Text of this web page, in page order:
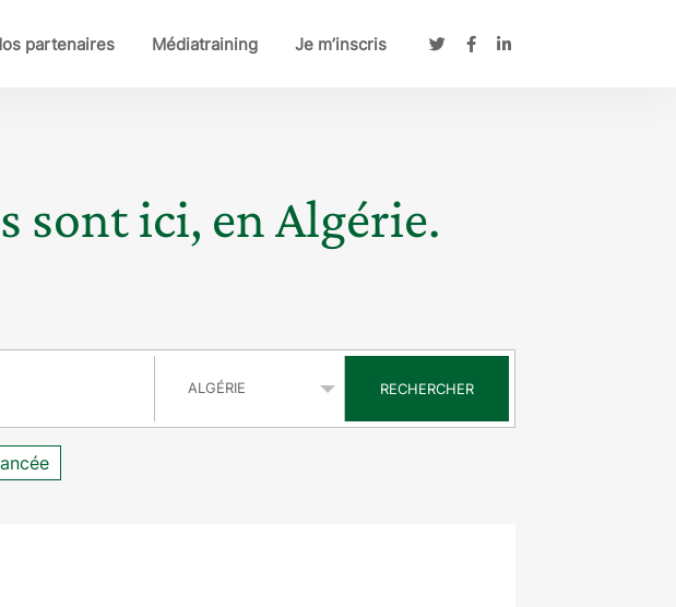
partenaires Médiatraining Je m’inscris
sont ici, en Algérie.
RECHERCHER